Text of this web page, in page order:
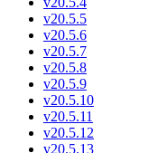
v20.5.5
v20.5.6
v20.5.7
v20.5.8
v20.5.9
v20.5.10
v20.5.11
v20.5.12
v20.5.13